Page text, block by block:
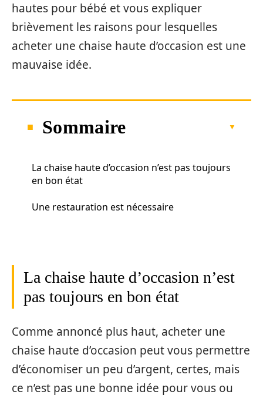
hautes pour bébé et vous expliquer
brièvement les raisons pour lesquelles
acheter une chaise haute d’occasion est une
mauvaise idée.
Sommaire
La chaise haute d’occasion n’est pas toujours
en bon état
Une restauration est nécessaire
La chaise haute d’occasion n’est
pas toujours en bon état
Comme annoncé plus haut, acheter une
chaise haute d’occasion peut vous permettre
d’économiser un peu d’argent, certes, mais
ce n’est pas une bonne idée pour vous ou